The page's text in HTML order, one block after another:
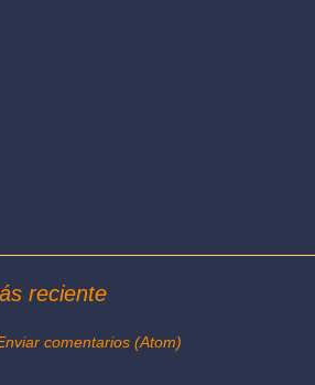
reciente
comentarios (Atom)